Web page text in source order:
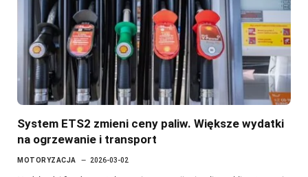
System ETS2 zmieni ceny paliw. Większe wydatki
na ogrzewanie i transport
MOTORYZACJA 2026-03-02